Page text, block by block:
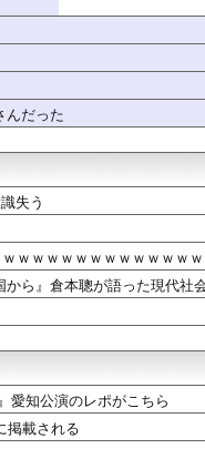
い！」（海外の反応...
ん「バイトやったら...
盗に抵抗した末に石...
んだった
失う
ｗｗｗｗｗｗｗｗｗｗｗｗ
から』倉本聰が語った現代社
愛知公演のレポがこちら
掲載される